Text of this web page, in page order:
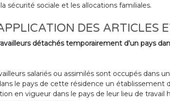
sécurité sociale et les allocations familiales.
DES ARTICLES
détachés temporairement d'un pays
salariés ou assimilés sont occupés dans
le pays de cette résidence un
en vigueur dans le pays de leur lieu de travail